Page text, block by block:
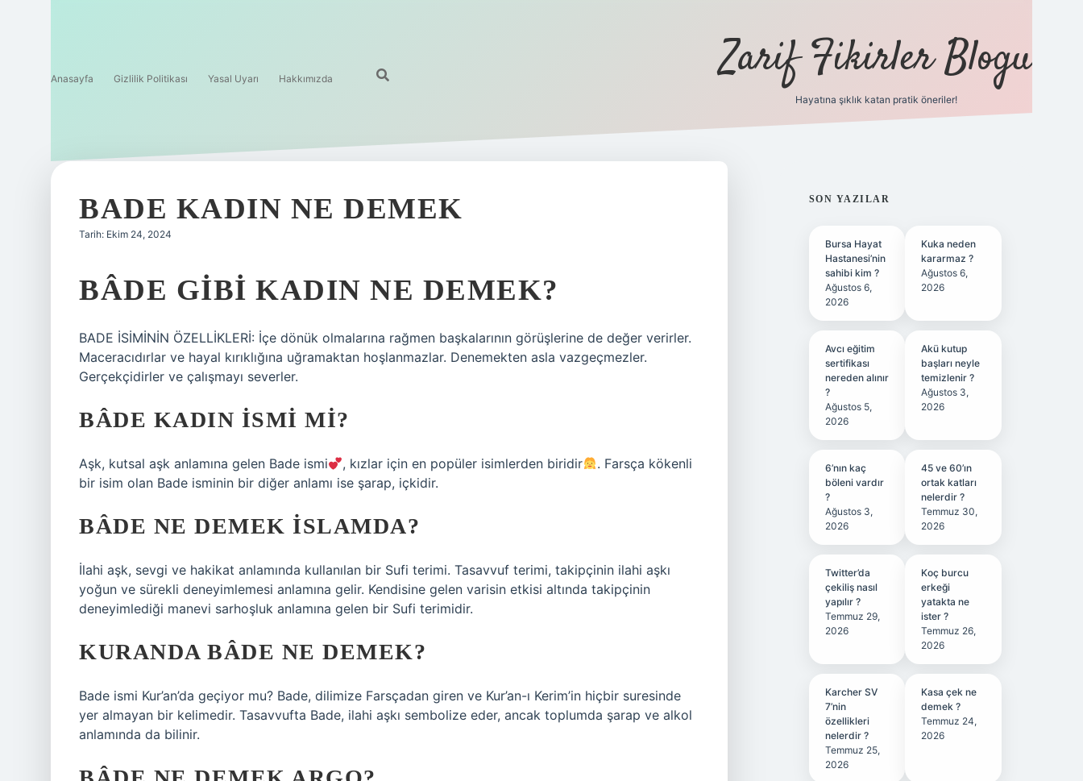
Anasayfa Gizlilik Politikası Yasal Uyarı Hakkımızda Zarif Fikirler Blogu
Hayatına şıklık katan pratik öneriler!
BADE KADIN NE DEMEK
Tarih: Ekim 24, 2024
BÂDE GIBI KADIN NE DEMEK?
BADE İSİMİNİN ÖZELLİKLERİ: İçe dönük olmalarına rağmen başkalarının görüşlerine de değer verirler.
Maceracıdırlar ve hayal kırıklığına uğramaktan hoşlanmazlar. Denemekten asla vazgeçmezler.
Gerçekçidirler ve çalışmayı severler.
BÂDE KADIN ISMI MI?
Aşk, kutsal aşk anlamına gelen Bade ismi , kızlar için en popüler isimlerden biridir
. Farsça kökenli
bir isim olan Bade isminin bir diğer anlamı ise şarap, içkidir.
BÂDE NE DEMEK ISLAMDA?
İlahi aşk, sevgi ve hakikat anlamında kullanılan bir Sufi terimi. Tasavvuf terimi, takipçinin ilahi aşkı
yoğun ve sürekli deneyimlemesi anlamına gelir. Kendisine gelen varisin etkisi altında takipçinin
deneyimlediği manevi sarhoşluk anlamına gelen bir Sufi terimidir.
KURANDA BÂDE NE DEMEK?
Bade ismi Kur’an’da geçiyor mu? Bade, dilimize Farsçadan giren ve Kur’an-ı Kerim’in hiçbir suresinde
yer almayan bir kelimedir. Tasavvufta Bade, ilahi aşkı sembolize eder, ancak toplumda şarap ve alkol
anlamında da bilinir.
SIDEBAR
SON YAZILAR
Bursa Hayat
Hastanesi’nin
sahibi kim ?
Ağustos 6,
2026
Kuka neden
kararmaz ?
Ağustos 6,
2026
Avcı eğitim
sertifikası
nereden alınır
?
Ağustos 5,
2026
Akü kutup
başları neyle
temizlenir ?
Ağustos 3,
2026
6’nın kaç
böleni vardır
?
Ağustos 3,
2026
45 ve 60’ın
ortak katları
nelerdir ?
Temmuz 30,
2026
Twitter’da
çekiliş nasıl
yapılır ?
Temmuz 29,
2026
Koç burcu
erkeği
yatakta ne
ister ?
Temmuz 26,
2026
Karcher SV
7’nin
özellikleri
nelerdir ?
Temmuz 25,
2026
Kasa çek ne
demek ?
Temmuz 24,
2026